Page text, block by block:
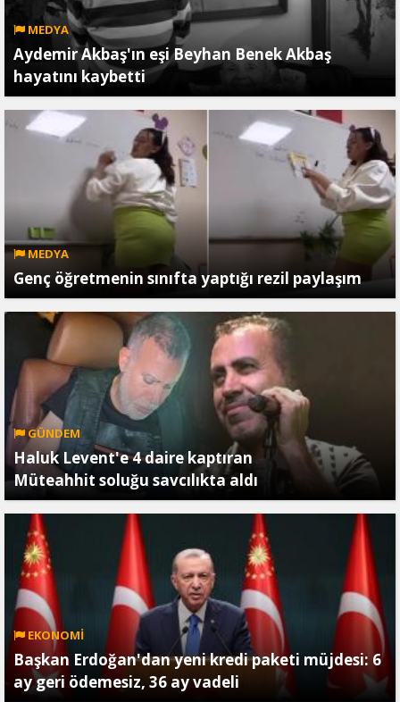
MEDYA
Aydemir Akbaş'ın eşi Beyhan Benek Akbaş
hayatını kaybetti
MEDYA
Genç öğretmenin sınıfta yaptığı rezil paylaşım
GÜNDEM
Haluk Levent'e 4 daire kaptıran
Müteahhit soluğu savcılıkta aldı
EKONOMİ
Başkan Erdoğan'dan yeni kredi paketi müjdesi: 6
ay geri ödemesiz, 36 ay vadeli